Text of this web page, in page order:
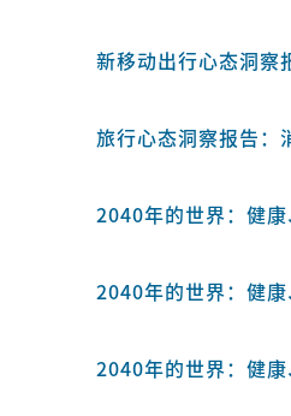
新移动出行心态洞察
旅行心态洞察报告：
2040年的世界：健
2040年的世界：健
2040年的世界：健